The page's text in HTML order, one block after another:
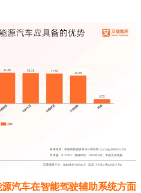
汽车在智能驾驶辅助系统方面